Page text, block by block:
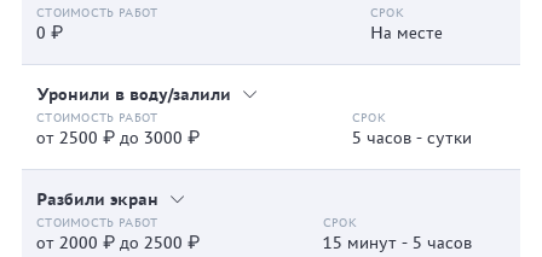
0 ₽ На месте
Уронили в воду/залили
от 2500 ₽ до 3000 ₽ 5 часов - сутки
Разбили экран
от 2000 ₽ до 2500 ₽ 15 минут - 5 часов